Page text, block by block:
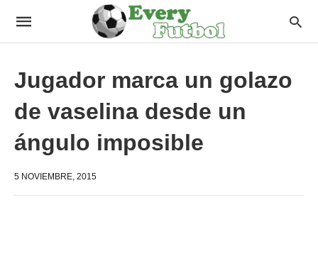
Jugador marca un golazo
de vaselina desde un
ángulo imposible
5 NOVIEMBRE, 2015